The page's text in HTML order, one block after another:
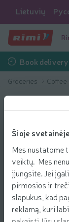
Šioje
Mes nustatome
veiktų. Mes
įjungsite. Jei
pirmosios ir
slapukus, kad
reklamą, kuri
Lietuvių
Book
Groceries Coffee